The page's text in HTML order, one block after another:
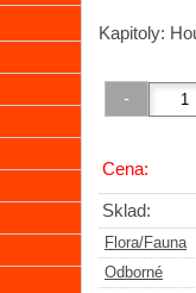
Kapitoly:
Cena:
Sklad:
Flora/Fauna
Odborné